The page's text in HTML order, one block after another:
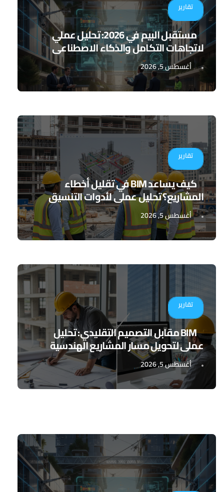
تقارير
مستقبل البيم في 2026: تحليل عملي
لاتجاهات التكامل والذكاء الاصطناعي
أغسطس 5, 2026
تقارير
كيف يساعد BIM في تقليل أخطاء
المشاريع؟ تحليل عملي لأدوات التنسيق
الرقمي
أغسطس 5, 2026
تقارير
BIM مقابل التصميم التقليدي: تحليل
عملي لتحويل مسار المشاريع الهندسية
أغسطس 5, 2026